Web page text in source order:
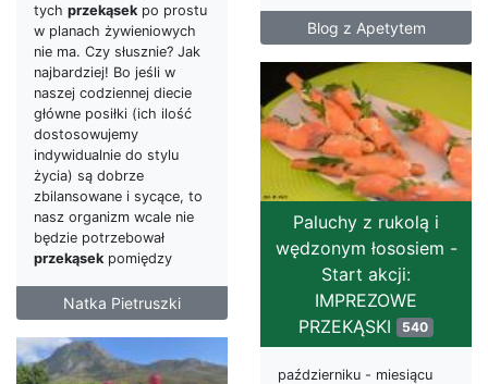
Blog z Apetytem
tych przekąsekpo prostu
w planach żywieniowych
nie ma. Czy słusznie? Jak
najbardziej! Bo jeśli w
naszej codziennej diecie
główne posiłki (ich ilość
dostosowujemy
indywidualnie do stylu
życia) są dobrze
zbilansowane i sycące, to
nasz organizm wcale nie
będzie potrzebował
przekąsekpomiędzy
Natka Pietruszki
Paluchy z rukolą i
wędzonym łososiem -
Start akcji:
IMPREZOWE
PRZEKĄSKI 540
październiku - miesiącu